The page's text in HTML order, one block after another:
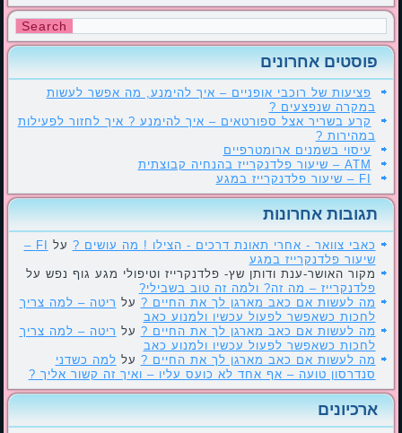
פוסטים אחרונים
פציעות של רוכבי אופניים – איך להימנע, מה אפשר לעשות
במקרה שנפצעים ?
קרע בשריר אצל ספורטאים – איך להימנע ? איך לחזור לפעילות
במהירות ?
עיסוי בשמנים ארומטרפיים
ATM – שיעור פלדנקרייז בהנחיה קבוצתית
FI – שיעור פלדנקרייז במגע
תגובות אחרונות
כאבי צוואר - אחרי תאונת דרכים - הצילו ! מה עושים ? על
FI –
שיעור פלדנקרייז במגע
מקור האושר-ענת ודותן שץ- פלדנקרייז וטיפולי מגע גוף נפש על
פלדנקרייז – מה זה? ולמה זה טוב בשבילי?
מה לעשות אם כאב מארגן לך את החיים ? על ריטה – למה צריך
לחכות כשאפשר לפעול עכשיו ולמנוע כאב
מה לעשות אם כאב מארגן לך את החיים ? על ריטה – למה צריך
לחכות כשאפשר לפעול עכשיו ולמנוע כאב
מה לעשות אם כאב מארגן לך את החיים ? על למה כשדני
סנדרסון טועה – אף אחד לא כועס עליו – ואיך זה קשור אליך ?
ארכיונים